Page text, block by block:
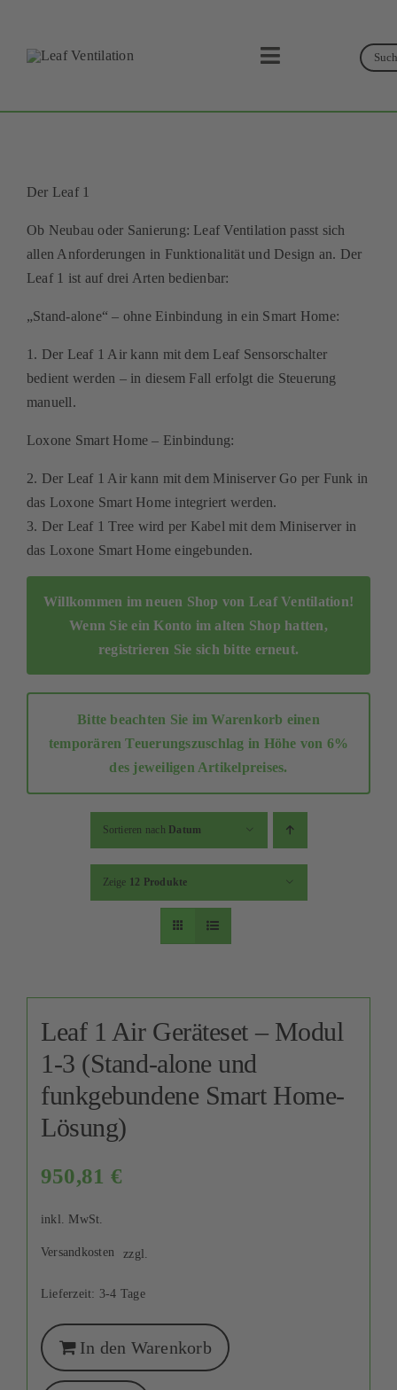
content
Toggle
Leaf Ventilation
Lüftungskonzept
Businesspartner
Warenkorb
Suche
Der Leaf 1
Ob Neubau oder Sanierung: Leaf Ventilation passt sich
allen Anforderungen in Funktionalität und Design an. Der
Leaf 1 ist auf drei Arten bedienbar:
„Stand-alone“ – ohne Einbindung in ein Smart Home:
1. Der Leaf 1 Air kann mit dem Leaf Sensorschalter
bedient werden – in diesem Fall erfolgt die Steuerung
manuell.
Loxone Smart Home – Einbindung:
2. Der Leaf 1 Air kann mit dem Miniserver Go per Funk in
das Loxone Smart Home integriert werden.
3. Der Leaf 1 Tree wird per Kabel mit dem Miniserver in
das Loxone Smart Home eingebunden.
Willkommen im neuen Shop von Leaf Ventilation!
Wenn Sie ein Konto im alten Shop hatten,
registrieren Sie sich bitte erneut.
Bitte beachten Sie im Warenkorb einen
temporären Teuerungszuschlag in Höhe von 6%
des jeweiligen Artikelpreises.
Sortieren nach Datum
Zeige 12 Produkte
Leaf 1 Air Geräteset – Modul
1-3 (Stand-alone und
funkgebundene Smart Home-
Lösung)
950,81 €
inkl. MwSt.
zzgl.
Versandkosten
Lieferzeit: 3-4 Tage
In den Warenkorb